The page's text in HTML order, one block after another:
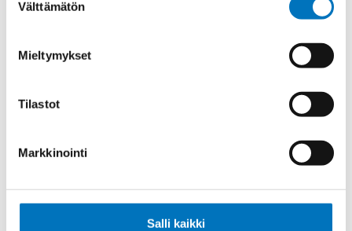
valinta
Välttämätön
Mieltymykset
Tilastot
Markkinointi
Salli kaikki